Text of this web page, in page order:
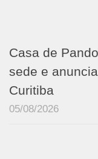
Casa de
sede e
Curitiba
05/08/2026